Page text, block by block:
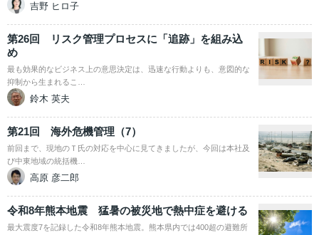
吉野 ヒロ子
第26回 リスク管理プロセスに「追跡」を組み込
め
最も効果的なビジネス上の意思決定は、迅速な行動よりも、意図的な
抑制から生まれるこ…
鈴木 英夫
第21回 海外危機管理（7）
前回まで、現地のＴ氏の対応を中心に見てきましたが、今回は本社及
び中東地域の統括機…
高原 彦二郎
令和8年熊本地震 猛暑の被災地で熱中症を避ける
最大震度7を記録した令和8年熊本地震。熊本県内では400超の避難所